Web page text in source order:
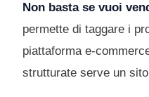
Non basta se vuoi
permette di taggare i
piattaforma e-
strutturate serve un